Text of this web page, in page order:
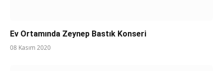
Ev Ortamında Zeynep Bastık Konseri
08 Kasım 2020